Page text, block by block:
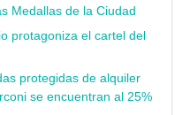
Medallas de la Ciudad
protagoniza el cartel del
protegidas de alquiler
se encuentran al 25%